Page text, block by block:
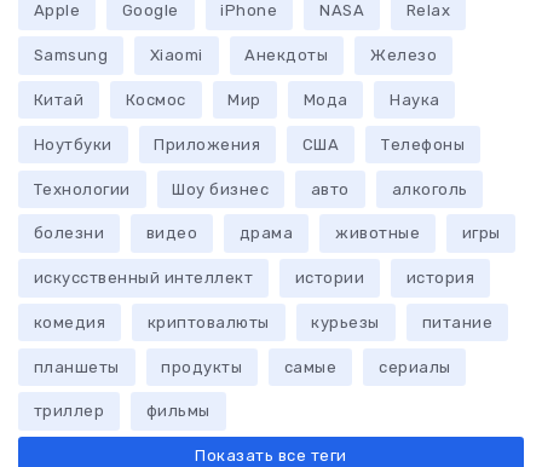
Apple Google iPhone NASA Relax
Samsung Xiaomi Анекдоты Железо
Китай Космос Мир Мода Наука
Ноутбуки Приложения США Телефоны
Технологии Шоу бизнес авто алкоголь
болезни видео драма животные игры
искусственный интеллект истории история
комедия криптовалюты курьезы питание
планшеты продукты самые сериалы
триллер фильмы
Показать все теги